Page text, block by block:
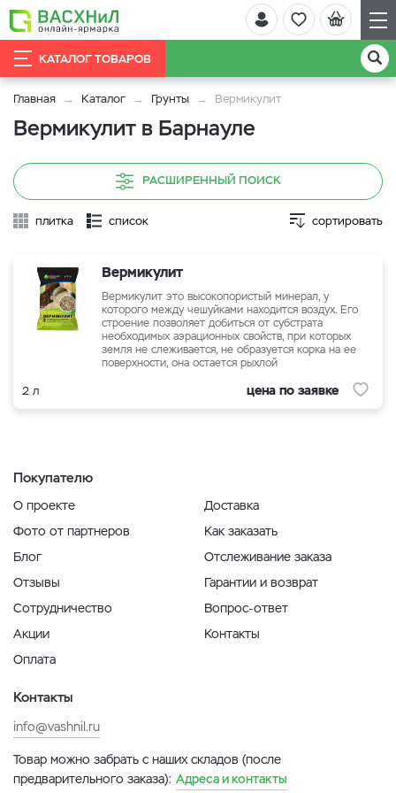
КАТАЛОГ ТОВАРОВ
Главная Каталог Грунты Вермикулит
Вермикулит в Барнауле
РАСШИРЕННЫЙ ПОИСК
плитка список сортировать
Вермикулит
Вермикулит это высокопористый минерал, у
которого между чешуйками находится воздух. Его
строение позволяет добиться от субстрата
необходимых аэрационных свойств, при которых
земля не слеживается, не образуется корка на ее
поверхности, она остается рыхлой
2 л цена по заявке
Покупателю
О проекте
Фото от партнеров
Блог
Отзывы
Сотрудничество
Акции
Оплата
Доставка
Как заказать
Отслеживание заказа
Гарантии и возврат
Вопрос-ответ
Контакты
Контакты
info@vashnil.ru
Товар можно забрать с наших складов (после
предварительного заказа): Адреса и контакты